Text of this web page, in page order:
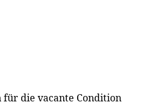
die vacante Condition